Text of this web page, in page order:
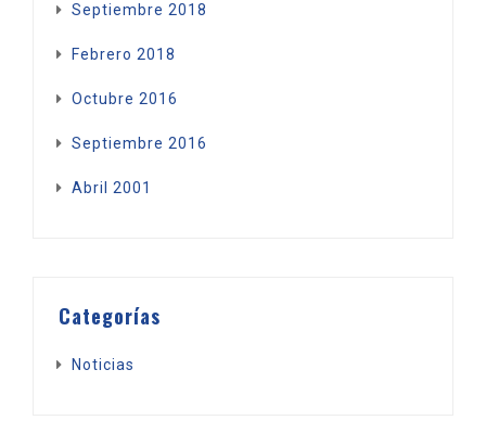
Septiembre 2018
Febrero 2018
Octubre 2016
Septiembre 2016
Abril 2001
Categorías
Noticias